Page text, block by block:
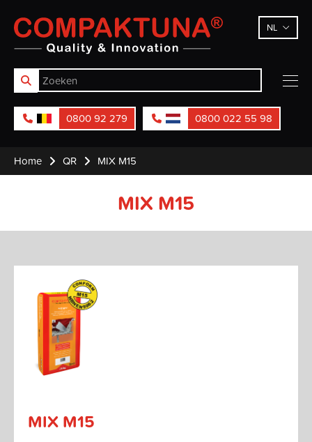
Compaktuna NL
0800 92 279 0800 022 55 98
Home QR MIX M15
MIX M15
MIX M15